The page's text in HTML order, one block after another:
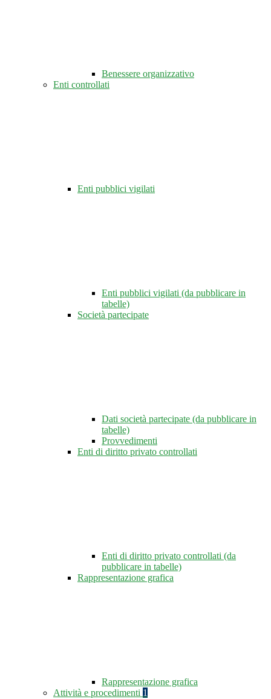
Benessere organizzativo
Enti controllati
Enti pubblici vigilati
Enti pubblici vigilati (da pubblicare in
tabelle)
Società partecipate
Dati società partecipate (da pubblicare in
tabelle)
Provvedimenti
Enti di diritto privato controllati
Enti di diritto privato controllati (da
pubblicare in tabelle)
Rappresentazione grafica
Rappresentazione grafica
Attività e procedimenti 1